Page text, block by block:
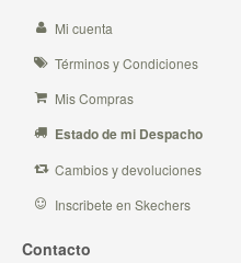
Mi cuenta
Términos y Condiciones
Mis Compras
Estado de mi Despacho
Cambios y devoluciones
Inscribete en Skechers
Contacto